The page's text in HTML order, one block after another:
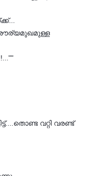
വറ്റി വരണ്ട്